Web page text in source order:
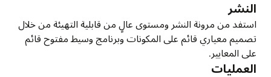
النشر
استفد من مرونة النشر ومستوى عالٍ من قابلية التهيئة من خلال
تصميم معياري قائم على المكونات وبرنامج وسيط مفتوح قائم
على المعايير.
العمليات